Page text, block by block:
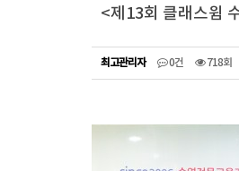
<제13회 클래스윔
최고관리자 0건 718회